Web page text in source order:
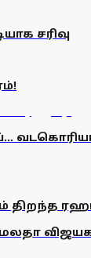
சரிவு
வடகொரியா
திறந்த